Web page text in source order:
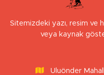
Sitemizdeki yazı, resim ve
veya kaynak
Uluönder